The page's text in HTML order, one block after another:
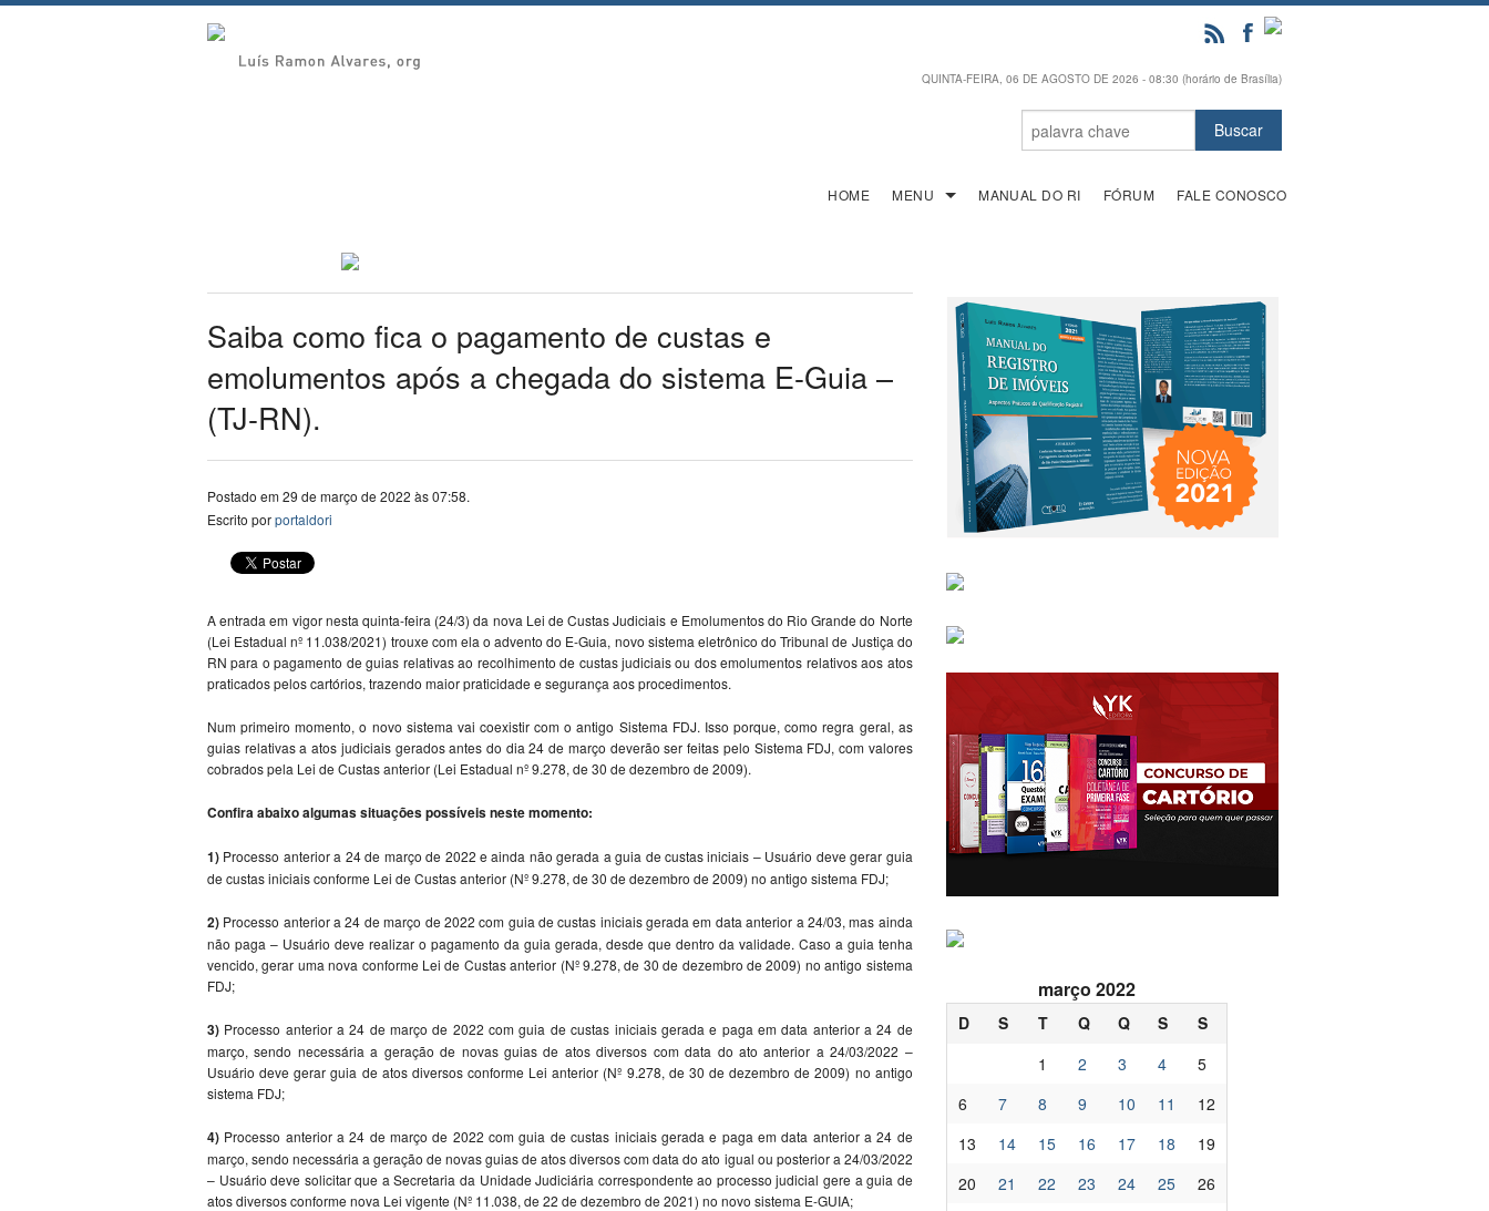
QUINTA-FEIRA, 06 DE AGOSTO DE 2026 - 08:30 (horário de Brasília)
HOME MENU MANUAL DO RI FÓRUM FALE CONOSCO
Saiba como fica o pagamento de custas e
emolumentos após a chegada do sistema E-Guia –
(TJ-RN).
Postado em 29 de março de 2022 às 07:58.
Escrito porportaldori
A entrada em vigor nesta quinta-feira (24/3) da nova Lei de Custas Judiciais e Emolumentos do Rio Grande do Norte
(Lei Estadual nº 11.038/2021) trouxe com ela o advento do E-Guia, novo sistema eletrônico do Tribunal de Justiça do
RN para o pagamento de guias relativas ao recolhimento de custas judiciais ou dos emolumentos relativos aos atos
praticados pelos cartórios, trazendo maior praticidade e segurança aos procedimentos.
Num primeiro momento, o novo sistema vai coexistir com o antigo Sistema FDJ. Isso porque, como regra geral, as
guias relativas a atos judiciais gerados antes do dia 24 de março deverão ser feitas pelo Sistema FDJ, com valores
cobrados pela Lei de Custas anterior (Lei Estadual nº 9.278, de 30 de dezembro de 2009).
Confira abaixo algumas situações possíveis neste momento:
1) Processo anterior a 24 de março de 2022 e ainda não gerada a guia de custas iniciais – Usuário deve gerar guia
de custas iniciais conforme Lei de Custas anterior (Nº 9.278, de 30 de dezembro de 2009) no antigo sistema FDJ;
2) Processo anterior a 24 de março de 2022 com guia de custas iniciais gerada em data anterior a 24/03, mas ainda
não paga – Usuário deve realizar o pagamento da guia gerada, desde que dentro da validade. Caso a guia tenha
vencido, gerar uma nova conforme Lei de Custas anterior (Nº 9.278, de 30 de dezembro de 2009) no antigo sistema
FDJ;
3) Processo anterior a 24 de março de 2022 com guia de custas iniciais gerada e paga em data anterior a 24 de
março, sendo necessária a geração de novas guias de atos diversos com data do ato anterior a 24/03/2022 –
Usuário deve gerar guia de atos diversos conforme Lei anterior (Nº 9.278, de 30 de dezembro de 2009) no antigo
sistema FDJ;
4) Processo anterior a 24 de março de 2022 com guia de custas iniciais gerada e paga em data anterior a 24 de
março, sendo necessária a geração de novas guias de atos diversos com data do ato igual ou posterior a 24/03/2022
– Usuário deve solicitar que a Secretaria da Unidade Judiciária correspondente ao processo judicial gere a guia de
atos diversos conforme nova Lei vigente (Nº 11.038, de 22 de dezembro de 2021) no novo sistema E-GUIA;
março 2022
D S T Q Q S
S
1
2 3 4
5
6
7 8 9 10 11
12
13
14 15 16 17 18
19
20
21 22 23 24 25
26